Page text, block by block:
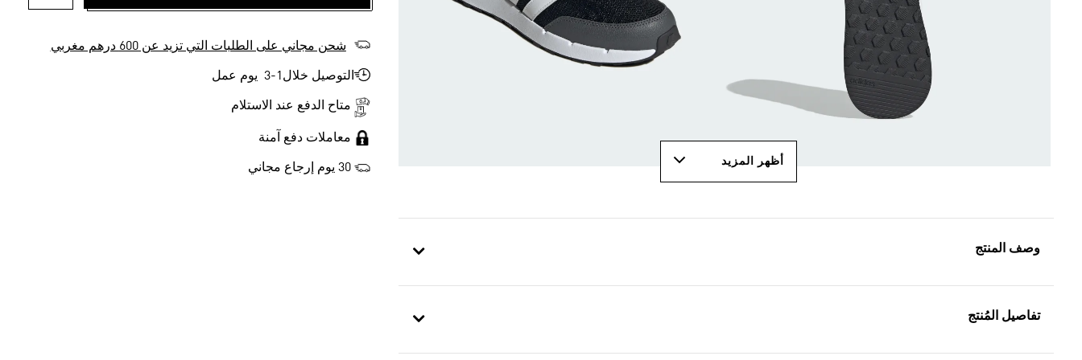
أظهر المزيد
وصف المنتج
تفاصيل المُنتج
شحن مجاني على الطلبات التي تزيد عن 600 درهم مغربي
التوصيل خلال1-3 يوم عمل
متاح الدفع عند الاستلام
معاملات دفع آمنة
30 يوم إرجاع مجاني